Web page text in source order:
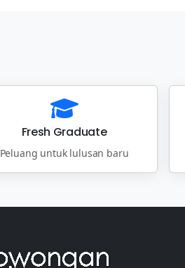
Fresh Graduate
Peluang untuk lulusan baru